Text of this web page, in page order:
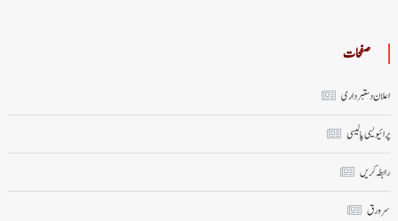
صفحات
اعلان دستبرداری
پرائیویسی پالیسی
رابطہ کریں
سر ورق